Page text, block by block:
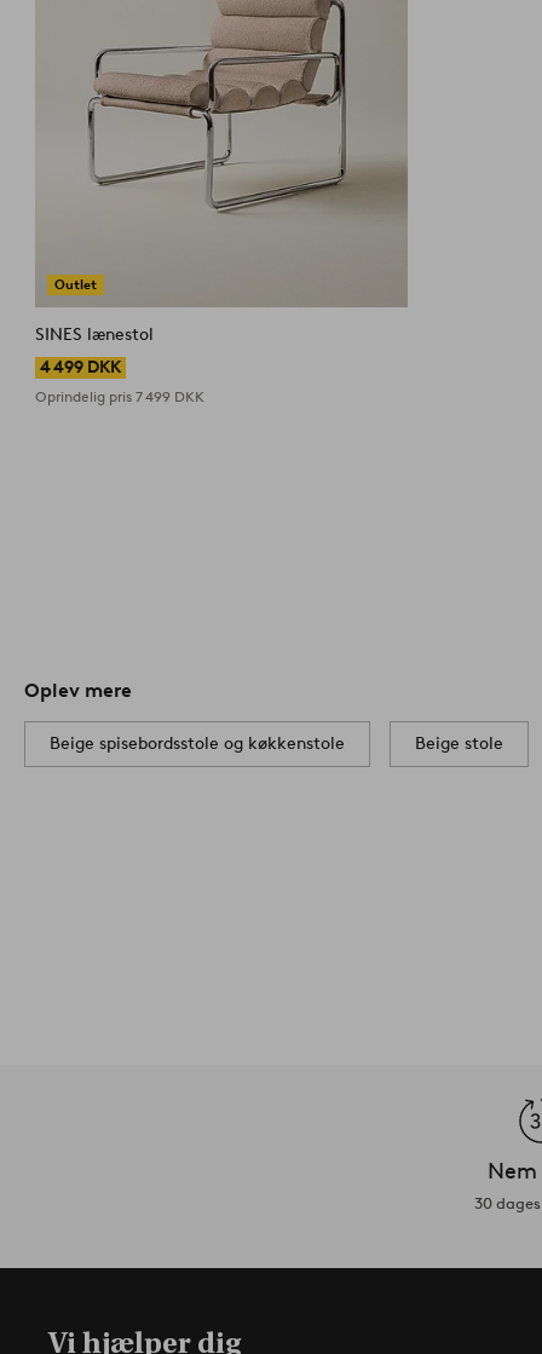
Outlet
SINES lænestol
4 499 DKK
Oprindelig pris7 499 DKK
Oplev mere
Beige spisebordsstole og køkkenstole Beige stole
30
Vi hjælper dig